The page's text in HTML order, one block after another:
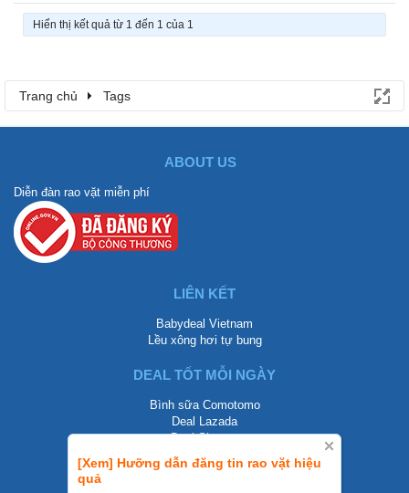
[Xem] Hưỡng dẫn đăng tin rao vặt hiệu
quả
Hiển thị kết quả từ 1 đến 1 của 1
Trang chủ Tags
ABOUT US
Diễn đàn rao vặt miễn phí
LIÊN KẾT
Babydeal Vietnam
Lều xông hơi tự bung
DEAL TỐT MỖI NGÀY
Bình sữa Comotomo
Deal Lazada
Deal Shopee
LIÊN HỆ